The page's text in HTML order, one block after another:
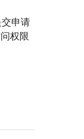
申请
权限